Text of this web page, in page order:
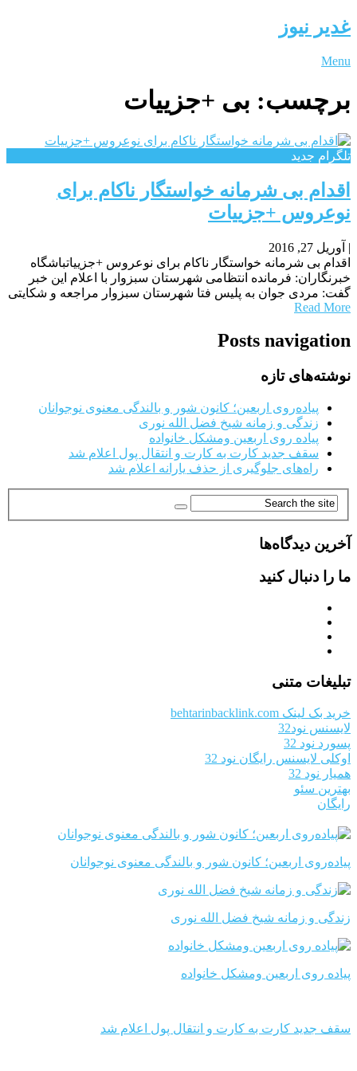
غدیر نیوز
Menu
برچسب: بی +جزییات
تلگرام جدید
اقدام بی شرمانه خواستگار ناکام برای
نوعروس +جزییات
| آوریل 27, 2016
اقدام بی شرمانه خواستگار ناکام برای نوعروس +جزییاتباشگاه
خبرنگاران: فرمانده انتظامی شهرستان سبزوار با اعلام این خبر
گفت: مردی جوان به پلیس فتا شهرستان سبزوار مراجعه و شکایتی
Read More
Posts navigation
نوشته‌های تازه
پیاده‌روی اربعین؛ کانون شور و بالندگی معنوی نوجوانان
زندگی و زمانه شیخ فضل الله نوری
پیاده روی اربعین ومشکل خانواده
سقف جدید کارت به کارت و انتقال پول اعلام شد
راه‌های جلوگیری از حذف یارانه اعلام شد
آخرین دیدگاه‌ها
ما را دنبال کنید
تبلیغات متنی
خرید بک لینک behtarinbacklink.com
لایسنس نود32
پسورد نود 32
اوکلی لایسنس رایگان نود 32
همیار نود 32
بهترین سئو
رایگان
پیاده‌روی اربعین؛ کانون شور و بالندگی معنوی نوجوانان
زندگی و زمانه شیخ فضل الله نوری
پیاده روی اربعین ومشکل خانواده
سقف جدید کارت به کارت و انتقال پول اعلام شد